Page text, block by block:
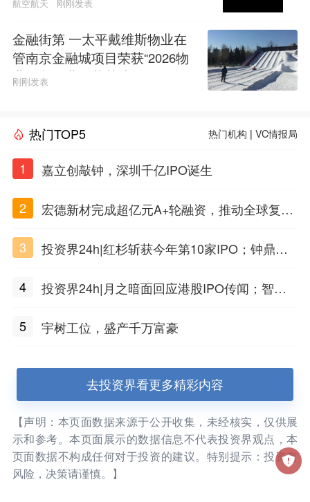
航空航天 刚刚发表
金融街第 一太平戴维斯物业在
管南京金融城项目荣获“2026物
业服务行业示范基地”称号
刚刚发表
热门TOP5 热门机构 |VC情报局
1 嘉立创敲钟，深圳千亿IPO诞生
2
宏德新材完成超亿元A+轮融资，推动全球复合
3
投资界24h|红杉斩获今年第10家IPO；钟鼎投
水
4
投资界24h|月之暗面回应港股IPO传闻；智元
5
宇树工位，盛产千万富豪
去投资界看更多精彩内容
【声明：本页面数据来源于公开收集，未经核实，仅供展
示和参考。本页面展示的数据信息不代表投资界观点，本
页面数据不构成任何对于投资的建议。特别提示：投资有
风险，决策请谨慎。】